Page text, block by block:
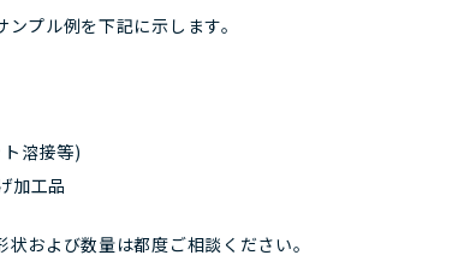
プル例を下記に示します。
溶接等)
加工品
および数量は都度ご相談ください。